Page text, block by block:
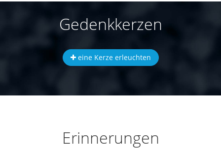
Gedenkkerzen
eine Kerze erleuchten
Erinnerungen